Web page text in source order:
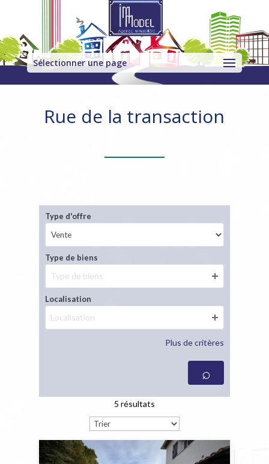
Sélectionner une page
Rue de la transaction
Type d'offre
Type de biens
Type de biens
Localisation
Localisation
Plus de critères
5 résultats